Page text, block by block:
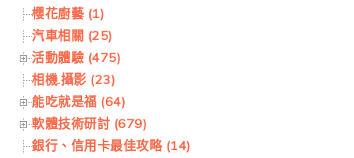
櫻花廚藝 (1)
汽車相關 (25)
活動體驗 (475)
相機.攝影 (23)
能吃就是福 (64)
軟體技術研討 (679)
銀行、信用卡最佳攻略 (14)